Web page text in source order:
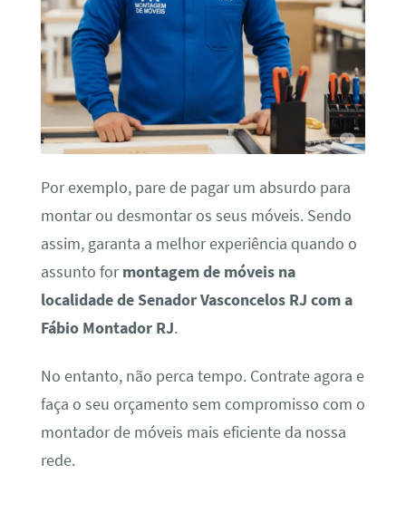
Por exemplo, pare de pagar um absurdo para
montar ou desmontar os seus móveis. Sendo
assim, garanta a melhor experiência quando o
assunto formontagem de móveis na
localidade de Senador Vasconcelos RJ com a
Fábio Montador RJ.
No entanto, não perca tempo. Contrate agora e
faça o seu orçamento sem compromisso com o
montador de móveis mais eficiente da nossa
rede.